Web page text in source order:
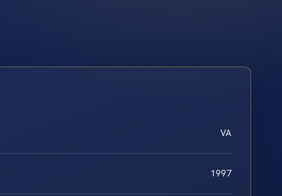
VA
1997